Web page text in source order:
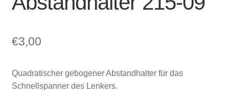
€3,00
Quadratischer gebogener Abstandhalter für das
Schnellspanner des Lenkers.